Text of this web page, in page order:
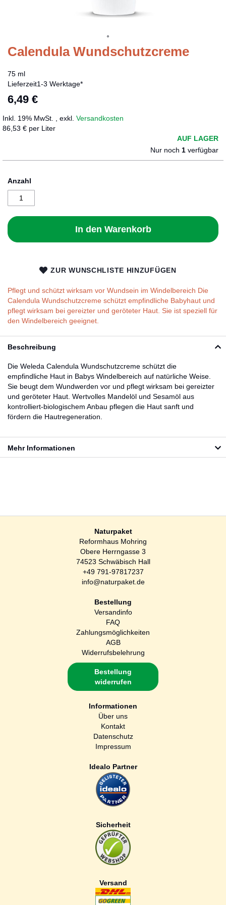
Calendula Wundschutzcreme
75 ml
Lieferzeit1-3 Werktage*
6,49 €
Inkl. 19% MwSt. exkl. Versandkosten
86,53 € per Liter
AUF LAGER
Nur noch 1 verfügbar
Anzahl
In den Warenkorb
ZUR WUNSCHLISTE HINZUFÜGEN
Pflegt und schützt wirksam vor Wundsein im Windelbereich Die
Calendula Wundschutzcreme schützt empfindliche Babyhaut und
pflegt wirksam bei gereizter und geröteter Haut. Sie ist speziell für
den Windelbereich geeignet.
Zum
Beschreibung
Die Weleda Calendula Wundschutzcreme schützt die
empfindliche Haut in Babys Windelbereich auf natürliche Weise.
Sie beugt dem Wundwerden vor und pflegt wirksam bei gereizter
und geröteter Haut. Wertvolles Mandelöl und Sesamöl aus
kontrolliert-biologischem Anbau pflegen die Haut sanft und
fördern die Hautregeneration.
Mehr Informationen
Naturpaket
Reformhaus Mohring
Obere Herrngasse 3
74523 Schwäbisch Hall
+49 791-97817237
info@naturpaket.de
Bestellung
Versandinfo
FAQ
Zahlungsmöglichkeiten
AGB
Widerrufsbelehrung
Bestellung
widerrufen
Informationen
Über uns
Kontakt
Datenschutz
Impressum
Idealo Partner
Sicherheit
Versand